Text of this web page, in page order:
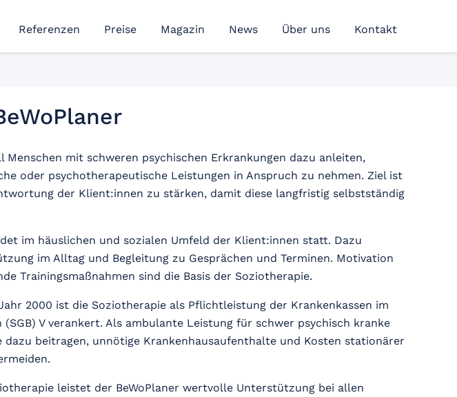
Referenzen Preise Magazin News Über uns Kontakt
Menschen mit schweren psychischen Erkrankungen dazu anleiten,
oder psychotherapeutische Leistungen in Anspruch zu nehmen. Ziel ist
der Klient:innen zu stärken, damit diese langfristig selbstständig
im häuslichen und sozialen Umfeld der Klient:innen statt. Dazu
im Alltag und Begleitung zu Gesprächen und Terminen. Motivation
Trainingsmaßnahmen sind die Basis der Soziotherapie.
2000 ist die Soziotherapie als Pflichtleistung der Krankenkassen im
(SGB) V verankert. Als ambulante Leistung für schwer psychisch kranke
dazu beitragen, unnötige Krankenhausaufenthalte und Kosten stationärer
leistet der BeWoPlaner wertvolle Unterstützung bei allen